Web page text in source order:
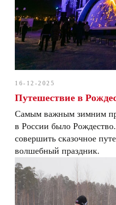
16-12-2025
Путешествие в
Самым важным зимним
в России было
совершить сказочное
волшебный праздник.